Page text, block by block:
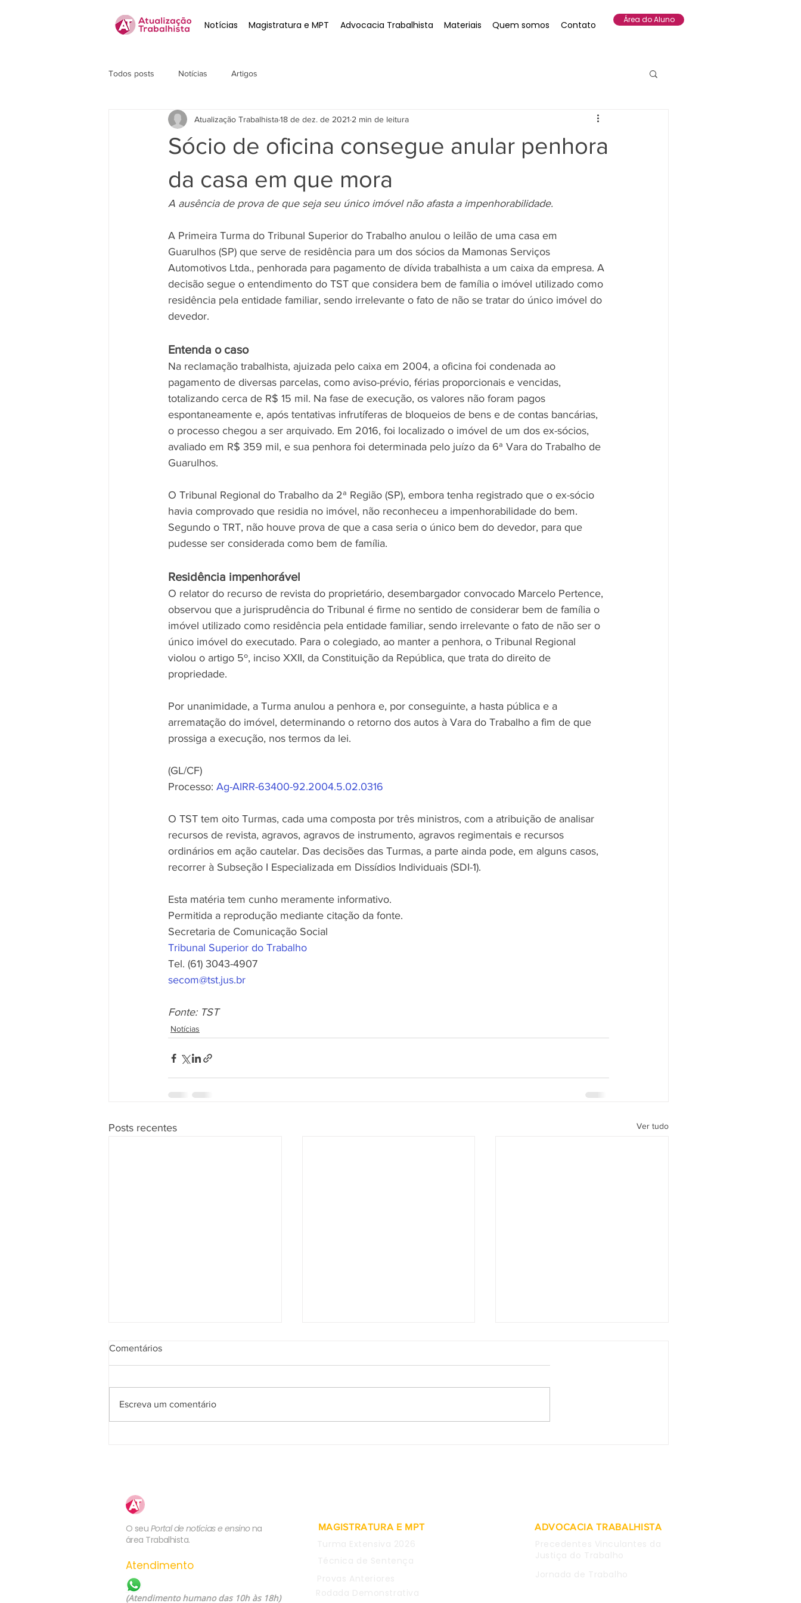
Notícias Magistratura e MPT Advocacia Trabalhista Materiais Quem somos Contato Área do Aluno
Todos posts Notícias Artigos
Sócio de oficina consegue anular penhora
da casa em que mora
Atualização Trabalhista18 de dez. de 2021 2 min de leitura
A ausência de prova de que seja seu único imóvel não afasta a impenhorabilidade.
A Primeira Turma do Tribunal Superior do Trabalho anulou o leilão de uma casa em
Guarulhos (SP) que serve de residência para um dos sócios da Mamonas Serviços
Automotivos Ltda., penhorada para pagamento de dívida trabalhista a um caixa da empresa. A
decisão segue o entendimento do TST que considera bem de família o imóvel utilizado como
residência pela entidade familiar, sendo irrelevante o fato de não se tratar do único imóvel do
devedor.
Entenda o caso
Na reclamação trabalhista, ajuizada pelo caixa em 2004, a oficina foi condenada ao
pagamento de diversas parcelas, como aviso-prévio, férias proporcionais e vencidas,
totalizando cerca de R$ 15 mil. Na fase de execução, os valores não foram pagos
espontaneamente e, após tentativas infrutíferas de bloqueios de bens e de contas bancárias,
o processo chegou a ser arquivado. Em 2016, foi localizado o imóvel de um dos ex-sócios,
avaliado em R$ 359 mil, e sua penhora foi determinada pelo juízo da 6ª Vara do Trabalho de
Guarulhos.
O Tribunal Regional do Trabalho da 2ª Região (SP), embora tenha registrado que o ex-sócio
havia comprovado que residia no imóvel, não reconheceu a impenhorabilidade do bem.
Segundo o TRT, não houve prova de que a casa seria o único bem do devedor, para que
pudesse ser considerada como bem de família.
Residência impenhorável
O relator do recurso de revista do proprietário, desembargador convocado Marcelo Pertence,
observou que a jurisprudência do Tribunal é firme no sentido de considerar bem de família o
imóvel utilizado como residência pela entidade familiar, sendo irrelevante o fato de não ser o
único imóvel do executado. Para o colegiado, ao manter a penhora, o Tribunal Regional
violou o artigo 5º, inciso XXII, da Constituição da República, que trata do direito de
propriedade.
Por unanimidade, a Turma anulou a penhora e, por conseguinte, a hasta pública e a
arrematação do imóvel, determinando o retorno dos autos à Vara do Trabalho a fim de que
prossiga a execução, nos termos da lei.
(GL/CF)
Processo: Ag-AIRR-63400-92.2004.5.02.0316
O TST tem oito Turmas, cada uma composta por três ministros, com a atribuição de analisar
recursos de revista, agravos, agravos de instrumento, agravos regimentais e recursos
ordinários em ação cautelar. Das decisões das Turmas, a parte ainda pode, em alguns casos,
recorrer à Subseção I Especializada em Dissídios Individuais (SDI-1).
Esta matéria tem cunho meramente informativo.
Permitida a reprodução mediante citação da fonte.
Secretaria de Comunicação Social
Tribunal Superior do Trabalho
Tel. (61) 3043-4907
secom@tst.jus.br
Fonte: TST
Notícias
Posts recentes Ver tudo
Comentários
Escreva um comentário
O seu Portal de notícias e ensino na
área Trabalhista.
Atendimento
(Atendimento humano das 10h às 18h)
MAGISTRATURA E MPT ADVOCACIA TRABALHISTA